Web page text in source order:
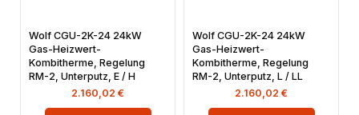
Wolf CGU-2K-24 24kW
Gas-Heizwert-
Kombitherme, Regelung
RM-2, Unterputz, E / H
2.160,02 €
Wolf CGU-2K-24 24kW
Gas-Heizwert-
Kombitherme, Regelung
RM-2, Unterputz, L / LL
2.160,02 €